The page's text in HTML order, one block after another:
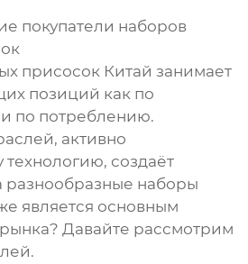
покупатели наборов
присосок Китай занимает
позиций как по
и по потреблению.
активно
создаёт
разнообразные наборы
является основным
Давайте рассмотрим